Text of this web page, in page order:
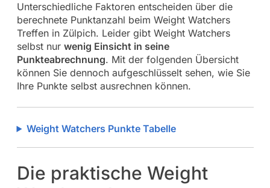
Unterschiedliche Faktoren entscheiden über die
berechnete Punktanzahl beim Weight Watchers
Treffen in Zülpich. Leider gibt Weight Watchers
selbst nur wenig Einsicht in seine
Punkteabrechnung. Mit der folgenden Übersicht
können Sie dennoch aufgeschlüsselt sehen, wie Sie
Ihre Punkte selbst ausrechnen können.
Weight Watchers Punkte Tabelle
Die praktische Weight